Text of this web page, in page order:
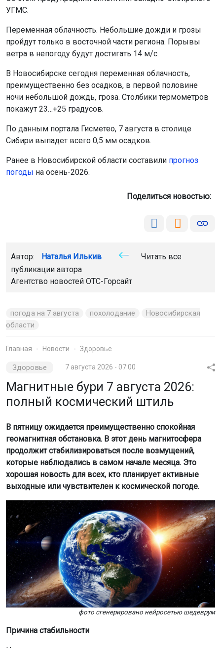
УГМС.
Переменная облачность. Небольшие дожди и грозы
пройдут только в восточной части региона. Порывы
ветра в непогоду будут достигать 14 м/с.
В Новосибирске сегодня переменная облачность,
преимущественно без осадков, в первой половине
ночи небольшой дождь, гроза. Столбики термометров
покажут 23…+25 градусов.
По данным портала Гисметео, 7 августа в столице
Сибири выпадет всего 0,5 мм осадков.
Ранее в Новосибирской области составили прогноз
погоды на осень-2026.
Поделиться новостью:
Автор: Наталья Илькив
Читать все
публикации автора
Агентство новостей ОТС-Горсайт
погода на 7 августа похолодание
Новосибирская
области
Главная Новости Здоровье
Здоровье 7 августа 2026 - 07:00
Магнитные бури 7 августа 2026:
полный космический штиль
В пятницу ожидается преимущественно спокойная
геомагнитная обстановка. В этот день магнитосфера
продолжит стабилизироваться после возмущений,
которые наблюдались в самом начале месяца. Это
хорошая новость для всех, кто планирует активные
выходные или чувствителен к космической погоде.
фото сгенерировано нейросетью шедеврум
Причина стабильности